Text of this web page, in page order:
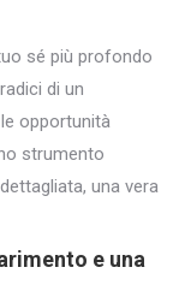
sé più profondo
di un
opportunità
strumento
una vera
e una